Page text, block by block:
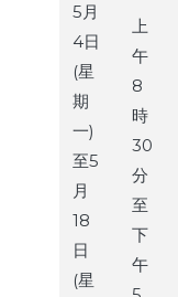
5月
4日
(星
期
一)
至5
月
18
日
(星
上
午
8
時
30
分
至
下
午